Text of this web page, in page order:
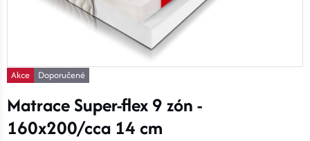
Akce Doporučené
Matrace Super-flex 9 zón -
160x200/cca 14 cm